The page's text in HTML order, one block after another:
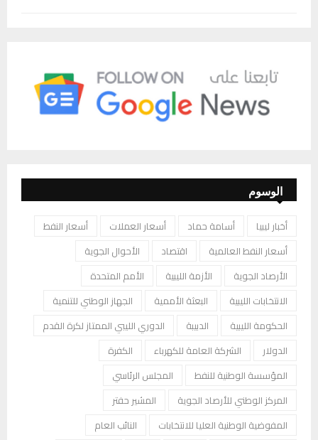
الوسوم
أخبار ليبيا أسامة حماد أسعار العملات
أسعار النفط
أسعار النفط العالمية
اقتصاد
الأحوال الجوية
الأرصاد الجوية
الأزمة الليبية
الأمم المتحدة
الانتخابات الليبية
البعثة الأممية
الجهاز الوطني للتنمية
الحكومة الليبية
الدبيبة
الدوري الليبي الممتاز لكرة القدم
الدولار
الشركة العامة للكهرباء
الكفرة
المؤسسة الوطنية للنفط
المجلس الرئاسي
المركز الوطني للأرصاد الجوية
المشير حفتر
المفوضية الوطنية العليا للانتخابات
النائب العام